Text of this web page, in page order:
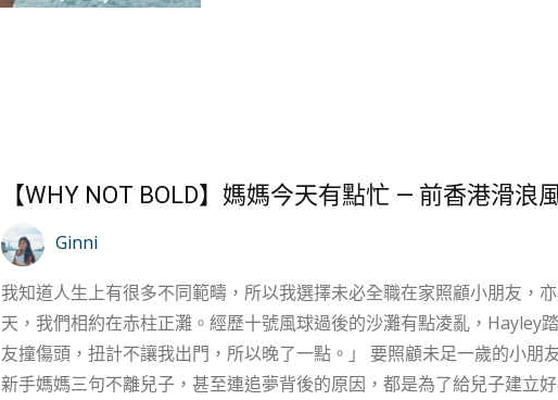
【WHY NOT BOLD】媽媽今天有點忙 — 前香港滑浪
Ginni
我知道人生上有很多不同範疇，所以我選擇未必全職在家照顧小朋友，亦希
天，我們相約在赤柱正灘。經歷十號風球過後的沙灘有點凌亂，Hayley
友撞傷頭，扭計不讓我出門，所以晚了一點。」 要照顧未足一歲的小朋友，大概每一次出門都不容易吧。言談間，這個
新手媽媽三句不離兒子，甚至連追夢背後的原因，都是為了給兒子建立好榜樣。 Hayley 是我遇過擁有最多重